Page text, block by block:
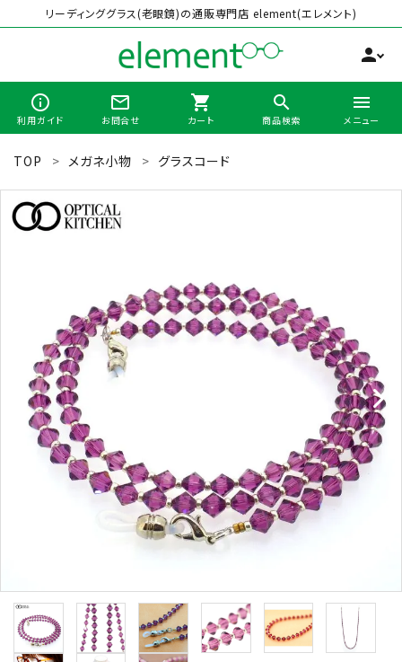
リーディンググラス(老眼鏡)の通販専門店 element(エレメント)
person
info_outline
利用ガイド
mail_outline
お問合せ
shopping_cart
カート
search
商品検索
menu
メニュー
search
全商品から選ぶ
カテゴリーから選ぶ
ブランドから選ぶ
形から選ぶ
色から選ぶ
コンテンツ
TOP メガネ小物 グラスコード